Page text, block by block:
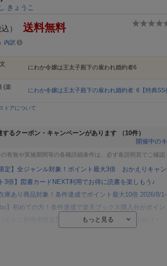
きょうこ
込） 送料無料
内訳
にわか令嬢は王太子殿下の雇われ婚約者6
(楽
にわか令嬢は王太子殿下の雇われ婚約者: 6【特典SS
トアについて
するクーポン・キャンペーンがあります
（10件）
開催中の
有無や実施期間等の各種詳細条件は、必ず各説明頁でご確認
限定】全ジャンル対象！ポイント最大3倍 おかえりキャ
3倍】図書カードNEXT利用でお得に読書を楽しもう♪
庫あり商品対象！条件達成でポイント最大10倍 2026/8/
】初めての方！条件達成で楽天ブックス購入分がポイン
イルご利用者限定】条件達成で100万ポイント山分け！